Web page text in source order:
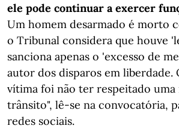
ele pode continuar a exercer
Um homem desarmado é morto
o Tribunal considera que houve
sanciona apenas o 'excesso de
autor dos disparos em liberdade.
vítima foi não ter respeitado uma
trânsito", lê-se na convocatória,
redes sociais.